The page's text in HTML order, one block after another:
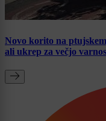
Novo korito na
ali ukrep za večjo